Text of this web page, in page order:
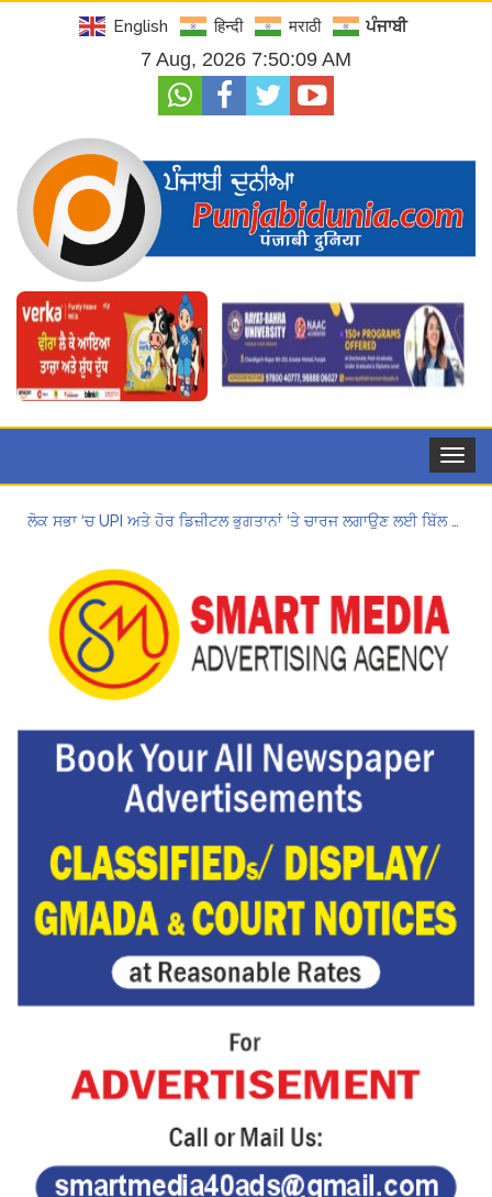
English हिन्दी मराठी ਪੰਜਾਬੀ
7 Aug, 2026 7:50:10 AM
Toggle
ਲੋਕ ਸਭਾ ‘ਚ UPI ਅਤੇ ਹੋਰ ਡਿਜ਼ੀਟਲ ਭੁਗਤਾਨਾਂ ‘ਤੇ ਚਾਰਜ ਲਗਾਉਣ ਲਈ ਬਿੱਲ ਪਾਸ
Hukamnama Sri Darbar Sahib, Amritsar – Punjabi Dunia
Hukamnama Sri Darbar Sahib, Amritsar – Punjabi Dunia